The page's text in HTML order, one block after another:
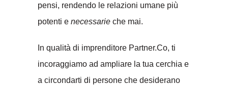
pensi, rendendo le relazioni umane più
potenti e necessarie che mai.
In qualità di imprenditore Partner.Co, ti
incoraggiamo ad ampliare la tua cerchia e
a circondarti di persone che desiderano